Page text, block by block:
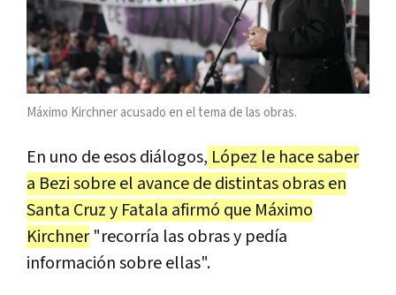
Máximo Kirchner acusado en el tema de las obras.
En uno de esos diálogos, López le hace saber
a Bezi sobre el avance de distintas obras en
Santa Cruz y Fatala afirmó que Máximo
Kirchner"recorría las obras y pedía
información sobre ellas".